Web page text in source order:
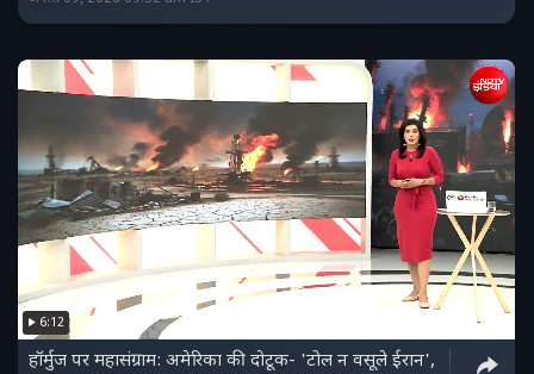
6:12
हॉर्मुज पर महासंग्राम: अमेरिका की दोटूक- 'टोल न वसूले ईरान',